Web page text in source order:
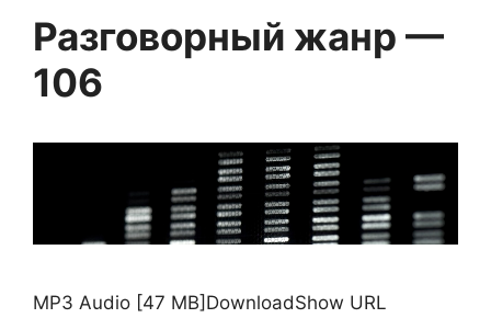
Разговорный жанр —
106
MP3 Audio [47 MB]DownloadShow URL